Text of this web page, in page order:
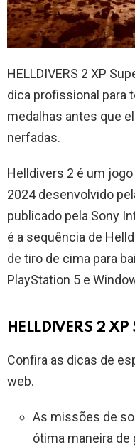
HELLDIVERS 2 XP
dica profissional para
medalhas antes que
nerfadas.
Helldivers 2 é um
2024 desenvolvido
publicado pela Sony
é a sequência de
de tiro de cima para
PlayStation 5 e
HELLDIVERS 2
Confira as dicas de
web.
As missões de
ótima maneira de